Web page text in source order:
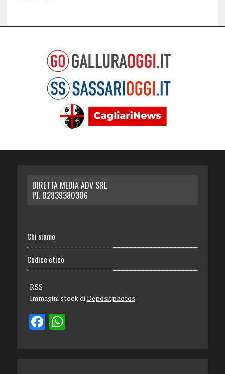
DIRETTA MEDIA ADV SRL
P.I. 02839380306
Chi siamo
Codice etico
RSS
Immagini stock di Depositphotos